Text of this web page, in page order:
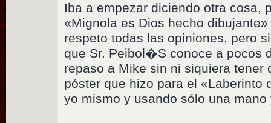
Iba a empezar diciendo otra cosa,
«Mignola es Dios hecho
respeto todas las opiniones, pero
que Sr. Peibol�S conoce a pocos
repaso a Mike sin ni siquiera tener
póster que hizo para el «Laberinto
yo mismo y usando sólo una